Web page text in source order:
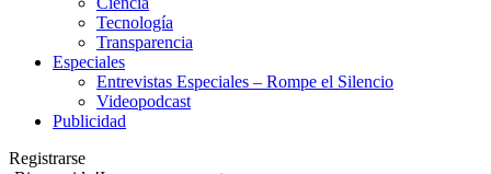
Tecnología
Transparencia
Especiales
Entrevistas Especiales – Rompe el Silencio
Videopodcast
Publicidad
Registrarse